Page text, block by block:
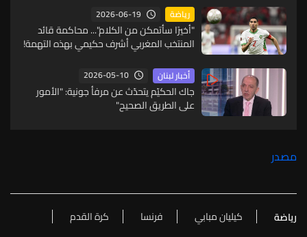
رياضة 2026-06-19
"أخيرًا سأتمكن من الكلام"... محاكمة قائد
المنتخب المغربي أشرف حكيمي بهذه التهمة!
أخبار لبنان 2026-05-10
جاك الحكيّم يتحدّث عن مرفأ جونية: "الأمور
على الطريق الصحيح"
مصدر
رياضة كيليان مبابي فرنسا
كرة القدم